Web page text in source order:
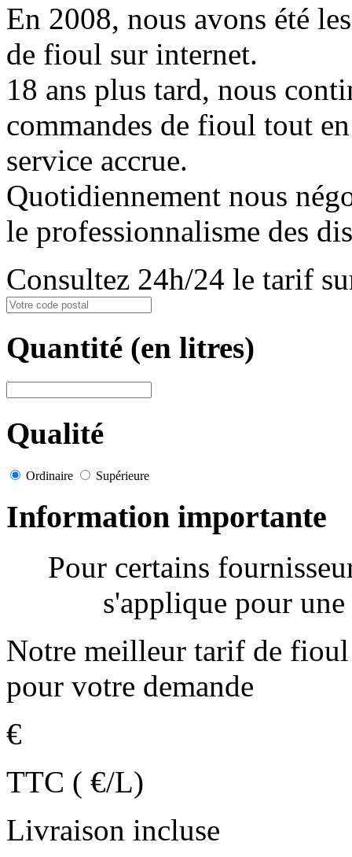
En 2008, nous avons été
de fioul sur internet.
18 ans plus tard, nous
commandes de fioul tout
service accrue.
Quotidiennement nous
le professionnalisme des
Consultez 24h/24 le tarif
Quantité (en litres)
Qualité
Ordinaire Supérieure
Information importante
Pour certains
s'applique pour
Notre meilleur tarif de
pour votre demande
€
TTC ( €/L)
Livraison incluse